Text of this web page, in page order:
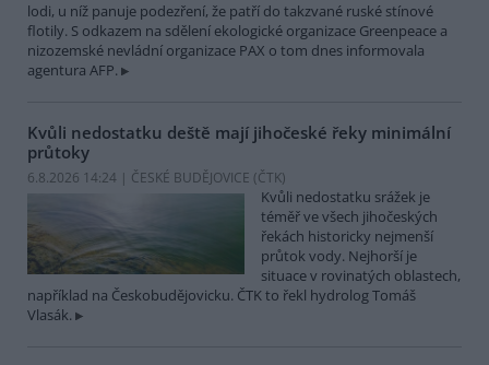
lodi, u níž panuje podezření, že patří do takzvané ruské stínové
flotily. S odkazem na sdělení ekologické organizace Greenpeace a
nizozemské nevládní organizace PAX o tom dnes informovala
agentura AFP.
Kvůli nedostatku deště mají jihočeské řeky minimální
průtoky
6.8.2026 14:24 | ČESKÉ BUDĚJOVICE (ČTK)
Kvůli nedostatku srážek je
téměř ve všech jihočeských
řekách historicky nejmenší
průtok vody. Nejhorší je
situace v rovinatých oblastech,
například na Českobudějovicku. ČTK to řekl hydrolog Tomáš
Vlasák.